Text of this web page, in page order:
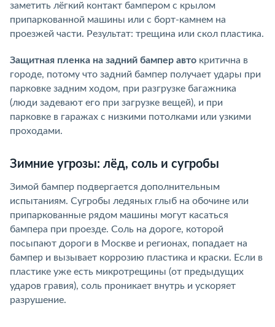
заметить лёгкий контакт бампером с крылом
припаркованной машины или с борт-камнем на
проезжей части. Результат: трещина или скол пластика.
Защитная пленка на задний бампер авто критична в
городе, потому что задний бампер получает удары при
парковке задним ходом, при разгрузке багажника
(люди задевают его при загрузке вещей), и при
парковке в гаражах с низкими потолками или узкими
проходами.
Зимние угрозы: лёд, соль и сугробы
Зимой бампер подвергается дополнительным
испытаниям. Сугробы ледяных глыб на обочине или
припаркованные рядом машины могут касаться
бампера при проезде. Соль на дороге, которой
посыпают дороги в Москве и регионах, попадает на
бампер и вызывает коррозию пластика и краски. Если в
пластике уже есть микротрещины (от предыдущих
ударов гравия), соль проникает внутрь и ускоряет
разрушение.